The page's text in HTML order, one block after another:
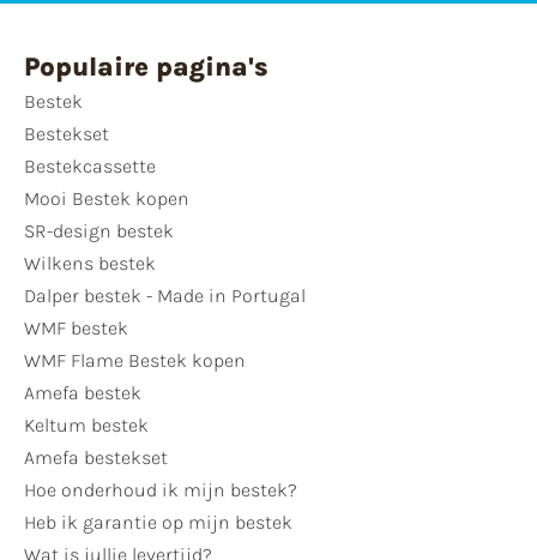
Populaire pagina's
Bestek
Bestekset
Bestekcassette
Mooi Bestek kopen
SR-design bestek
Wilkens bestek
Dalper bestek - Made in Portugal
WMF bestek
WMF Flame Bestek kopen
Amefa bestek
Keltum bestek
Amefa bestekset
Hoe onderhoud ik mijn bestek?
Heb ik garantie op mijn bestek
Wat is jullie levertijd?